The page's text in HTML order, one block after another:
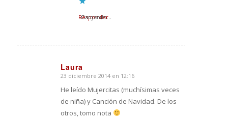
Cargando...
Responder
Laura
Dice:
23 diciembre 2014 en 12:16
He leído Mujercitas (muchísimas veces
de niña) y Canción de Navidad. De los
otros, tomo nota